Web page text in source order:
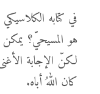
في كتابه الكلاسيكي
هو المسيحيّ؟
لكنّ الإجابة
كان اللهُ أباه.